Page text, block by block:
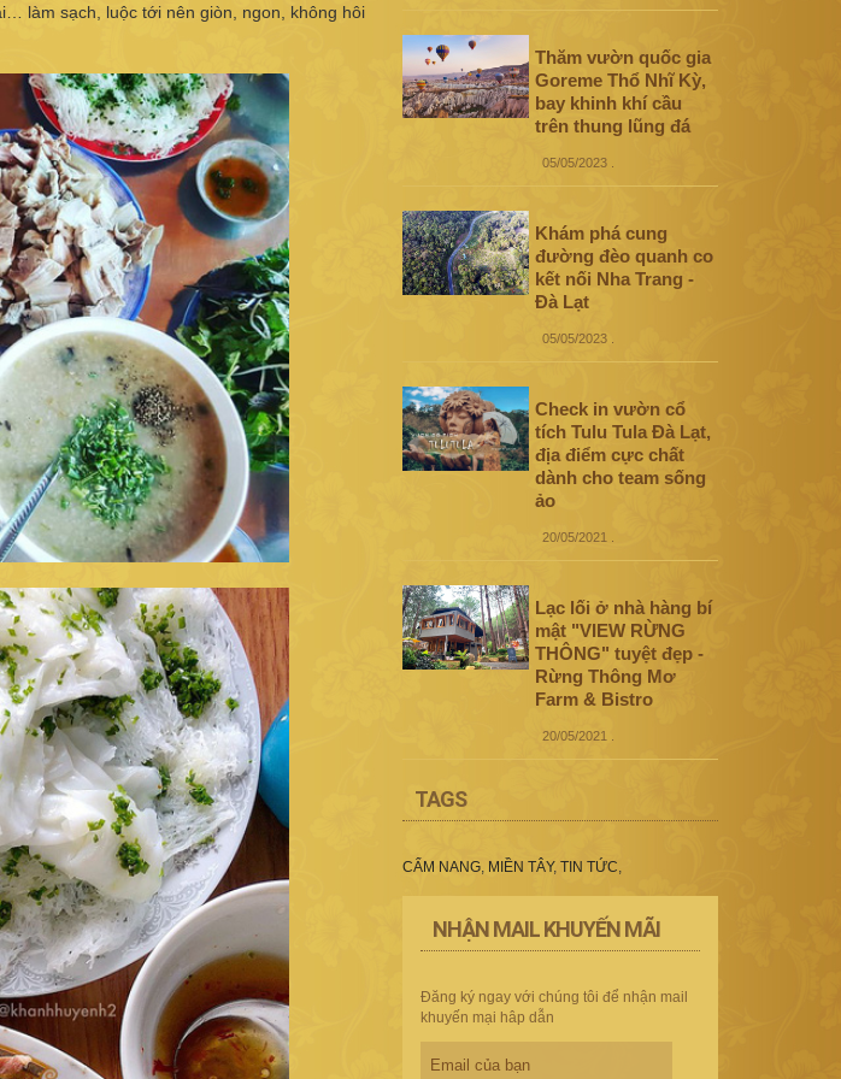
làm sạch, luộc tới nên giòn, ngon, không hôi
Thăm vườn quốc gia
Goreme Thổ Nhĩ Kỳ,
bay khinh khí cầu
trên thung lũng đá
05/05/2023.
Khám phá cung
đường đèo quanh co
kết nối Nha Trang -
Đà Lạt
05/05/2023.
Check in vườn cổ
tích Tulu Tula Đà Lạt,
địa điểm cực chất
dành cho team sống
ảo
20/05/2021
Lạc lối ở nhà hàng bí
mật "VIEW RỪNG
THÔNG" tuyệt đẹp -
Rừng Thông Mơ
Farm & Bistro
20/05/2021
TAGS
CẨM NANG, MIỀN TÂY, TIN TỨC
NHẬN MAIL KHUYẾN MÃI
Đăng ký ngay với chúng tôi để nhận mail
khuyến mại hâp dẫn